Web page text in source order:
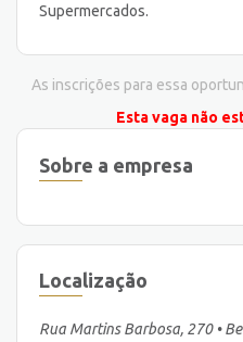
Supermercados.
As inscrições para essa
Esta vaga não
Sobre a empresa
Localização
Rua Martins Barbosa, 270 •